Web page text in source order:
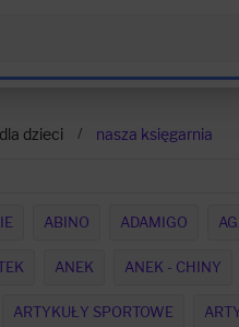
dla dzieci nasza księgarnia
ABINO ADAMIGO
ANEK ANEK - CHINY
ARTYKUŁY SPORTOWE